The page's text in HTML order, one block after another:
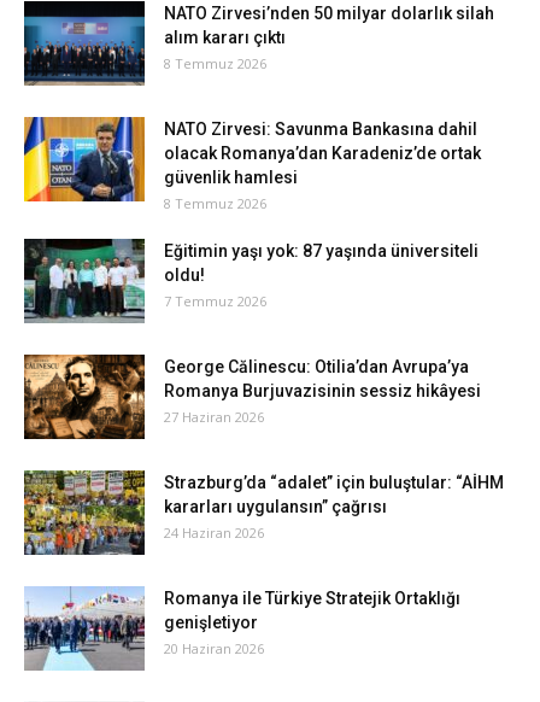
NATO Zirvesi’nden 50 milyar dolarlık silah
alım kararı çıktı
8 Temmuz 2026
NATO Zirvesi: Savunma Bankasına dahil
olacak Romanya’dan Karadeniz’de ortak
güvenlik hamlesi
8 Temmuz 2026
Eğitimin yaşı yok: 87 yaşında üniversiteli
oldu!
7 Temmuz 2026
George Călinescu: Otilia’dan Avrupa’ya
Romanya Burjuvazisinin sessiz hikâyesi
27 Haziran 2026
Strazburg’da “adalet” için buluştular: “AİHM
kararları uygulansın” çağrısı
24 Haziran 2026
Romanya ile Türkiye Stratejik Ortaklığı
genişletiyor
20 Haziran 2026